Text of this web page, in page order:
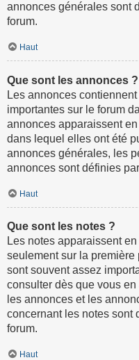
annonces générales sont
forum.
Haut
Que sont les annonces ?
Les annonces
importantes sur le forum
annonces apparaissent
dans lequel elles ont été
annonces générales, les
annonces sont définies
Haut
Que sont les notes ?
Les notes apparaissent
seulement sur la
sont souvent assez
consulter dès que vous
les annonces et les
concernant les notes sont
forum.
Haut